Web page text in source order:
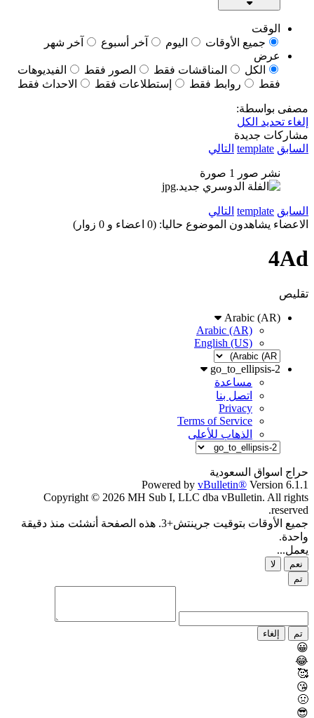
الوقت
جميع الأوقات
اليوم آخر أسبوع
آخر شهر
عرض
الكل
المناقشات فقط الصور فقط
الفيديوهات
فقط
روابط فقط إستطلاعات فقط الاحداث فقط
مصفى بواسطة:
إلغاء تحديد الكل
مشاركات جديدة
السابق template التالي
نشر صور 1 صورة
السابق template التالي
الاعضاء يشاهدون الموضوع حاليا: (0 اعضاء و 0 زوار)
4Ad
تقليص
Arabic (AR)
Arabic (AR)
English (US)
go_to_ellipsis-2
مساعدة
اتصل بنا
Privacy
Terms of Service
الذهاب للأعلى
حراج اسواق السعودية
Powered by vBulletin® Version 6.1.1
Copyright © 2026 MH Sub I, LLC dba vBulletin. All rights
reserved.
جميع الأوقات بتوقيت جرينتش+3. هذه الصفحة أنشئت منذ دقيقة
واحدة.
يعمل...
نعم
لا
تم
تم إلغاء
😀
😂
🥰
😘
🤢
😎